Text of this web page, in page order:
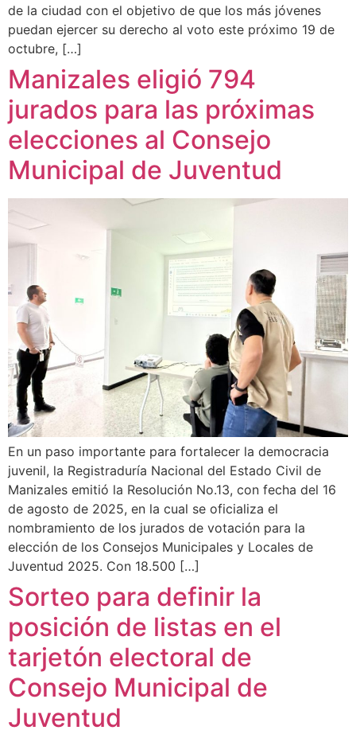
de la ciudad con el objetivo de que los más jóvenes
puedan ejercer su derecho al voto este próximo 19 de
octubre, […]
Manizales eligió 794
jurados para las próximas
elecciones al Consejo
Municipal de Juventud
En un paso importante para fortalecer la democracia
juvenil, la Registraduría Nacional del Estado Civil de
Manizales emitió la Resolución No.13, con fecha del 16
de agosto de 2025, en la cual se oficializa el
nombramiento de los jurados de votación para la
elección de los Consejos Municipales y Locales de
Juventud 2025. Con 18.500 […]
Sorteo para definir la
posición de listas en el
tarjetón electoral de
Consejo Municipal de
Juventud